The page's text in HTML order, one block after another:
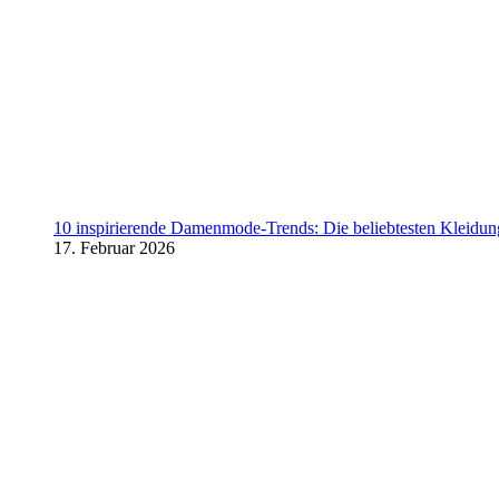
10 inspirierende Damenmode-Trends: Die beliebtesten
17. Februar 2026